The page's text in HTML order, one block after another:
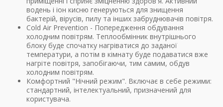
водень і іон кисню генеруються для знищення
бактерій, вірусів, пилу та інших забруднювачів повітря.
Cold Air Prevention - Попередження обдування
холодним повітрям. Теплообмінник внутрішнього
блоку буде спочатку нагріватися до заданої
температури, а потім в кімнату буде подаватися вже
нагріте повітря, запобігаючи, тим самим, обдув
холодним повітрям.
Комфортний "Нічний режим". Включає в себе режими:
стандартний, інтелектуальний, призначений для
користувача.